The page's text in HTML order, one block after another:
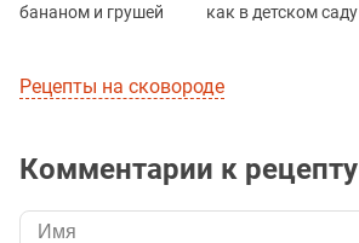
бананом и грушей
как в детском саду
Рецепты на сковороде
Комментарии к рецепту